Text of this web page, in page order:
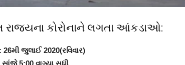
રાજ્યના કોરોનાને લગતા આંકડાઓ:
26મી જુલાઈ 2020(રવિવાર)
5:00 વાગ્યા સુધી